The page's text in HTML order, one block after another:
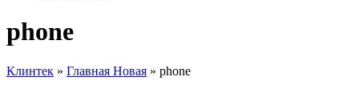
phone
Клинтек » Главная Новая » phone